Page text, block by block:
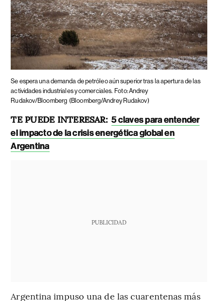
Se espera una demanda de petróleo aún superior tras la apertura de las
actividades industriales y comerciales. Foto: Andrey
Rudakov/Bloomberg (Bloomberg/Andrey Rudakov)
TE PUEDE INTERESAR: 5 claves para entender
el impacto de la crisis energética global en
Argentina
PUBLICIDAD
Argentina impuso una de las cuarentenas más